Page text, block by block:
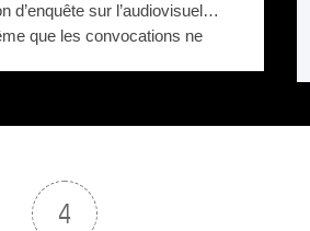
d’enquête sur l’audiovisuel
que les convocations ne
4